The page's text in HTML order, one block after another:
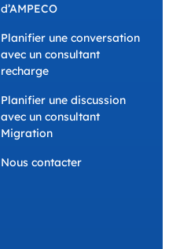
d’AMPECO
Planifier une conversation
avec un consultant
recharge
Planifier une discussion
avec un consultant
Migration
Nous contacter